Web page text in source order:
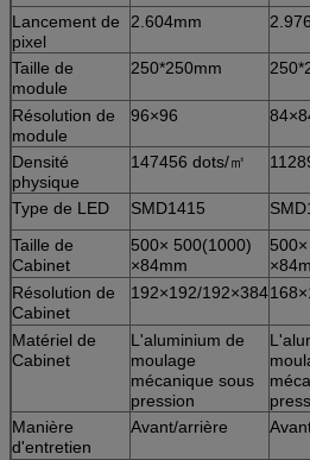
Lancement de
pixel
2.604mm
Taille de
module
250*250mm
Résolution de
module
96×96
Densité
physique
147456 dots/㎡
Type de LED SMD1415
Taille de
Cabinet
500× 500(1000)
×84mm
Résolution de
Cabinet
192×192/192×384
Matériel de
Cabinet
L'aluminium de
moulage
mécanique sous
pression
Manière
d'entretien
Avant/arrière